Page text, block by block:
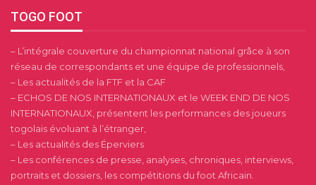
TOGO FOOT
– L’intégrale couverture du championnat national grâce à son
réseau de correspondants et une équipe de professionnels,
– Les actualités de la FTF et la CAF
– ECHOS DE NOS INTERNATIONAUX et le WEEK END DE NOS
INTERNATIONAUX, présentent les performances des joueurs
togolais évoluant à l’étranger,
– Les actualités des Éperviers
– Les conférences de presse, analyses, chroniques, interviews,
portraits et dossiers, les compétitions du foot Africain.